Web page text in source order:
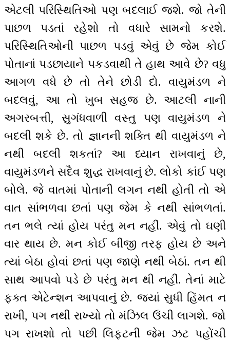
એટલી પરિસ્થિતિઓ પણ બદલાઈ જશે. જો તેની
પાછળ પડતાં રહેશો તો વધારે સામનો કરશે.
પરિસ્થિતિઓની પાછળ પડવું એવું છે જેમ કોઈ
પોતાનાં પડછાયાને પકડવાથી તે હાથ આવે છે? વધુ
આગળ વધે છે તો તેને છોડી દો. વાયુમંડળ ને
બદલવું, આ તો ખુબ સહજ છે. આટલી નાની
અગરબત્તી, સુગંધવાળી વસ્તુ પણ વાયુમંડળ ને
બદલી શકે છે. તો જ્ઞાનની શક્તિ થી વાયુમંડળ ને
નથી બદલી શકતાં? આ ધ્યાન રાખવાનું છે,
વાયુમંડળને સદૈવ શુદ્ધ રાખવાનું છે. લોકો કાંઈ પણ
બોલે. જે વાતમાં પોતાની લગન નથી હોતી તો એ
વાત સાંભળવા છતાં પણ જેમ કે નથી સાંભળતાં.
તન ભલે ત્યાં હોય પરંતુ મન નહીં. એવું તો ઘણી
વાર થાય છે. મન કોઈ બીજી તરફ હોય છે અને
ત્યાં બેઠા હોવાં છતાં પણ જાણે નથી બેઠાં. તન થી
સાથ આપવો પડે છે પરંતુ મન થી નહીં. તેનાં માટે
ફક્ત એટેન્શન આપવાનું છે. જ્યાં સુધી હિંમત ન
રાખી, પગ નથી રાખ્યો તો મંઝિલ ઉંચી લાગશે. જો
પગ રાખશો તો પછી લિફ્ટની જેમ ઝટ પહોંચી